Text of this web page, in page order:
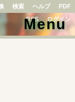
検索 ヘルプ
PDF
RSS
ログイン
Menu